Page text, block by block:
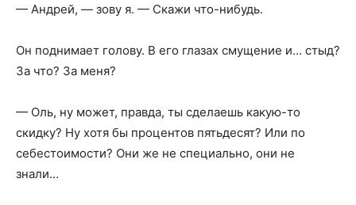
— Андрей, — зову я. — Скажи что-нибудь.
Он поднимает голову. В его глазах смущение и… стыд?
За что? За меня?
— Оль, ну может, правда, ты сделаешь какую-то
скидку? Ну хотя бы процентов пятьдесят? Или по
себестоимости? Они же не специально, они не
знали…